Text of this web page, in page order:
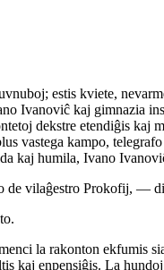
estis kviete,
Ivanoviĉ kaj gimnazia
dekstre etendiĝis kaj
vastega kampo,
kaj humila, Ivano
de vilaĝestro Prokofij, —
la rakonton ekfumis
kaj enpensiĝis. La